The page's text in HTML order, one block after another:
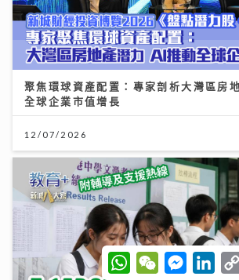
聚焦環球資產配置：專家剖析大灣區房
全球企業市值增長
12/07/2026
W
h
W
e
M
e
L